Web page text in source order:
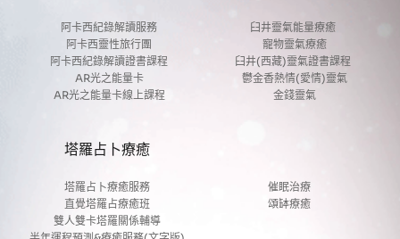
阿卡西紀錄解讀服務
阿卡西靈性旅行團
阿卡西紀錄解讀證書課程
AR光之能量卡
AR光之能量卡線上課程
臼井靈氣能量療癒
寵物靈氣療癒
臼井(西藏)靈氣證書課程
鬱金香熱情(愛情)靈氣
金錢靈氣
塔羅占卜療癒
塔羅占卜療癒服務
直覺塔羅占療癒班
雙人雙卡塔羅關係輔導
催眠治療
頌缽療癒